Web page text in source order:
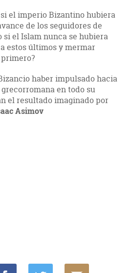
si el imperio Bizantino hubiera
de los seguidores de
si el Islam nunca se hubiera
estos últimos y mermar
haber impulsado hacia
en todo su
el resultado imaginado por
Asimov